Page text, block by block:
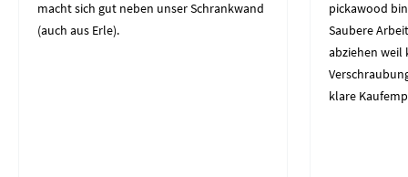
macht sich gut neben unser Schrankwand
(auch aus Erle).
pickawood
Saubere
abziehen weil
klare